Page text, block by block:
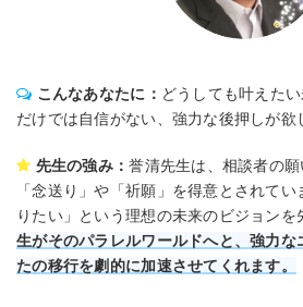
こんなあなたに： どうしても叶えた
だけでは自信がない、強力な後押しが欲
先生の強み：誉清先生は、相談者の
「念送り」や「祈願」を得意とされて
りたい」という理想の未来のビジョンを
生がそのパラレルワールドへと、強力
たの移行を劇的に加速させてくれます。